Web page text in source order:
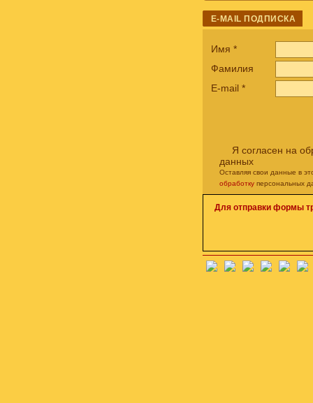
E-MAIL ПОДПИСКА
Имя *
Фамилия
E-mail *
Я согласен на
данных
Оставляя свои данные в
обработку персональных
Для отправки формы